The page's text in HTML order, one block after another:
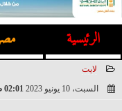
الرئيسية
لايت
السبت، 10 يونيو 2023
02:01 صـ